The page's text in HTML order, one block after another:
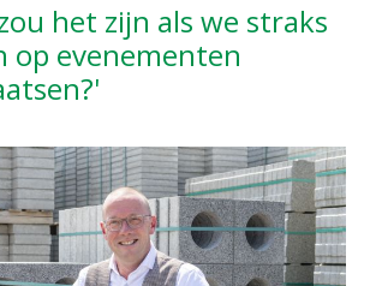
het zijn als we straks
op evenementen